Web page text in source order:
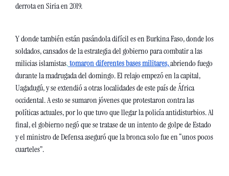
derrota en Siria en 2019.
Y donde también están pasándola difícil es en Burkina Faso, donde los
soldados, cansados de la estrategia del gobierno para combatir a las
milicias islamistas, tomaron diferentes bases militares, abriendo fuego
durante la madrugada del domingo. El relajo empezó en la capital,
Uagadugú, y se extendió a otras localidades de este país de África
occidental. A esto se sumaron jóvenes que protestaron contra las
políticas actuales, por lo que tuvo que llegar la policía antidisturbios. Al
final, el gobierno negó que se tratase de un intento de golpe de Estado
y el ministro de Defensa aseguró que la bronca solo fue en “unos pocos
cuarteles”.